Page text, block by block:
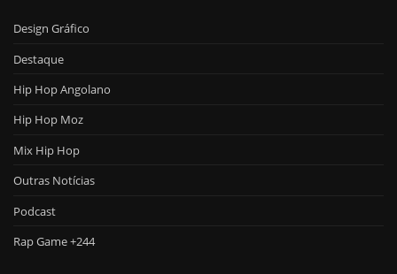
Design Gráfico
Destaque
Hip Hop Angolano
Hip Hop Moz
Mix Hip Hop
Outras Notícias
Podcast
Rap Game +244